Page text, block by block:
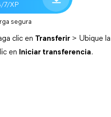
7/XP
segura
clic en Transferir > Ubique la
en Iniciar transferencia.